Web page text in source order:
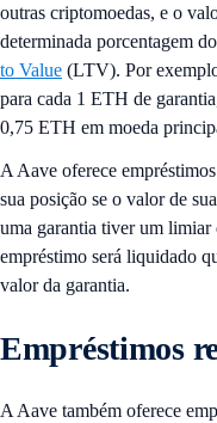
outras criptomoedas, e o
determinada porcentagem
to Value (LTV). Por
para cada 1 ETH de
0,75 ETH em moeda
A Aave oferece
sua posição se o valor de
uma garantia tiver um
empréstimo será liquidado
valor da garantia.
Empréstimos
A Aave também oferece